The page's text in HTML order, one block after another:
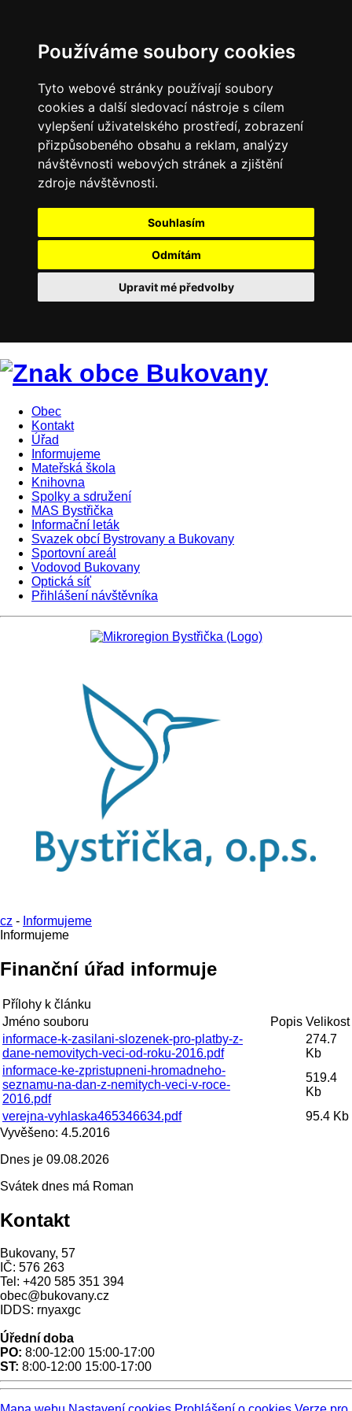
Používáme soubory cookies
Tyto webové stránky používají soubory
cookies a další sledovací nástroje s cílem
vylepšení uživatelského prostředí, zobrazení
přizpůsobeného obsahu a reklam, analýzy
návštěvnosti webových stránek a zjištění
zdroje návštěvnosti.
Souhlasím
Odmítám
Upravit mé předvolby
Obec
Kontakt
Úřad
Informujeme
Mateřská škola
Knihovna
Spolky a sdružení
MAS Bystřička
Informační leták
Svazek obcí Bystrovany a Bukovany
Sportovní areál
Vodovod Bukovany
Optická síť
Přihlášení návštěvníka
cz - Informujeme
Informujeme
Finanční úřad informuje
Přílohy k článku
Jméno souboru
Popis Velikost
informace-k-zasilani-slozenek-pro-platby-z-
dane-nemovitych-veci-od-roku-2016.pdf
274.7
Kb
informace-ke-zpristupneni-hromadneho-
seznamu-na-dan-z-nemitych-veci-v-roce-
2016.pdf
519.4
Kb
verejna-vyhlaska465346634.pdf
95.4 Kb
Vyvěšeno: 4.5.2016
Dnes je 09.08.2026
Svátek dnes má Roman
Kontakt
Bukovany, 57
IČ: 576 263
Tel: +420 585 351 394
obec@bukovany.cz
IDDS: rnyaxgc
Úřední doba
PO: 8:00-12:00 15:00-17:00
ST: 8:00-12:00 15:00-17:00